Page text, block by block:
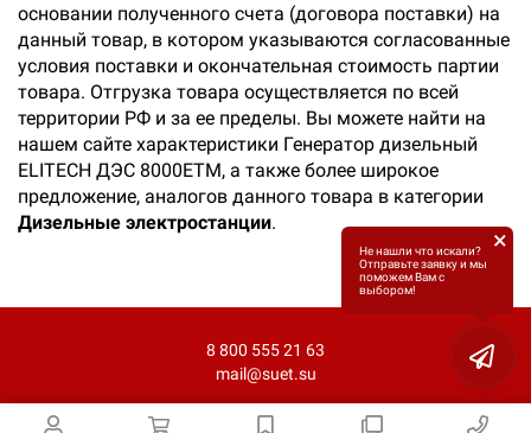
основании полученного счета (договора поставки) на
данный товар, в котором указываются согласованные
условия поставки и окончательная стоимость партии
товара. Отгрузка товара осуществляется по всей
территории РФ и за ее пределы. Вы можете найти на
нашем сайте характеристики Генератор дизельный
ELITECH ДЭС 8000ЕTМ, а также более широкое
предложение, аналогов данного товара в категории
Дизельные электростанции.
8 800 555 21 63
mail@suet.su
Не нашли что искали?
Отправьте заявку и мы
поможем Вам с
выбором!
×